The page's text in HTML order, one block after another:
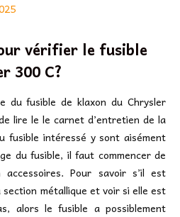
vérifier le fusible
300 C?
du fusible de klaxon du Chrysler
lire le le carnet d’entretien de la
fusible intéressé y sont aisément
du fusible, il faut commencer de
accessoires. Pour savoir s’il est
métallique et voir si elle est
alors le fusible a possiblement